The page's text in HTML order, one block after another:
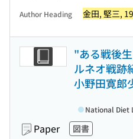
Author Heading 金田, 堅三,
"ある戦後
ルネオ戦跡
小野田寛郎
Paper 図書
National Diet